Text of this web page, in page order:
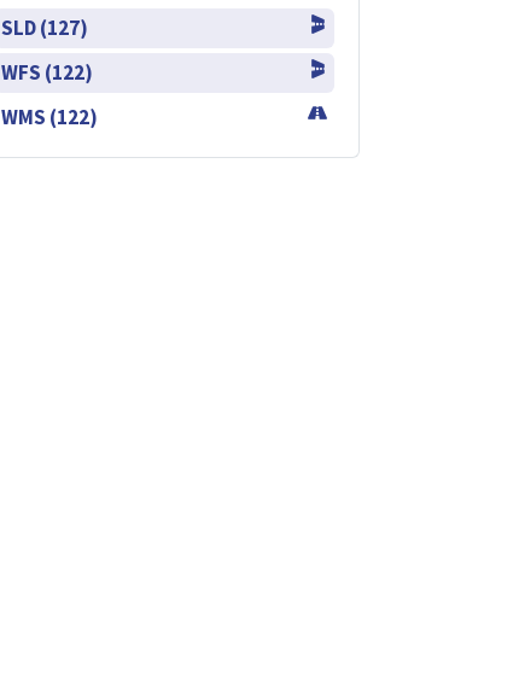
SLD (127)
WFS (122)
WMS (122)